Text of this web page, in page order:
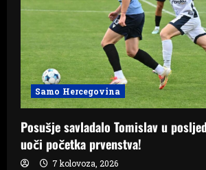
Samo Hercegovina
Posušje savladalo Tomislav u
uoči početka prvenstva!
7 kolovoza, 2026